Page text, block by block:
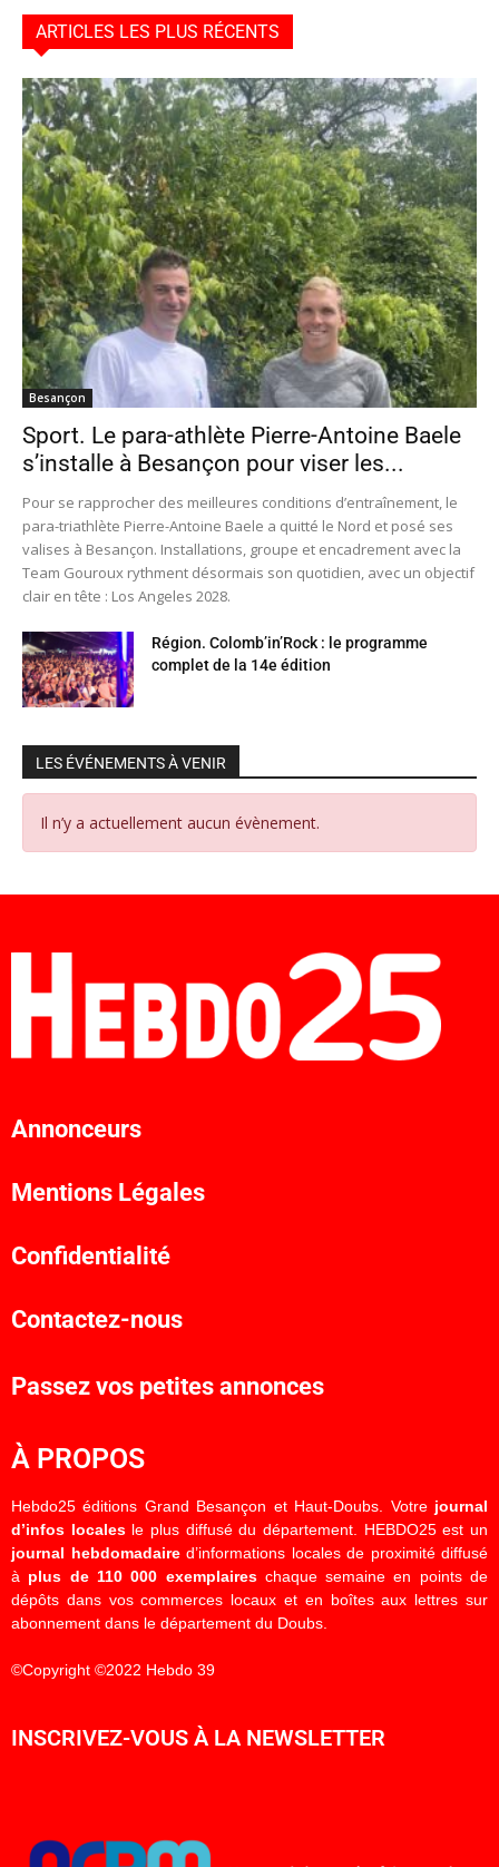
ARTICLES LES PLUS RÉCENTS
Besançon
Sport. Le para-athlète Pierre-Antoine Baele
s’installe à Besançon pour viser les...
Pour se rapprocher des meilleures conditions d’entraînement, le
para-triathlète Pierre-Antoine Baele a quitté le Nord et posé ses
valises à Besançon. Installations, groupe et encadrement avec la
Team Gouroux rythment désormais son quotidien, avec un objectif
clair en tête : Los Angeles 2028.
Région. Colomb’in’Rock : le programme
complet de la 14e édition
LES ÉVÉNEMENTS À VENIR
Il n’y a actuellement aucun évènement.
Annonceurs
Mentions Légales
Confidentialité
Contactez-nous
Passez vos petites annonces
À PROPOS
Hebdo25 éditions Grand Besançon et Haut-Doubs. Votre journal
d’infos localesle plus diffusé du département. HEBDO25 est un
journal hebdomadaired’informations locales de proximité diffusé
à plus de 110 000 exemplaireschaque semaine en points de
dépôts dans vos commerces locaux et en boîtes aux lettres sur
abonnement dans le département du Doubs.
©Copyright ©2022 Hebdo 39
INSCRIVEZ-VOUS À LA NEWSLETTER